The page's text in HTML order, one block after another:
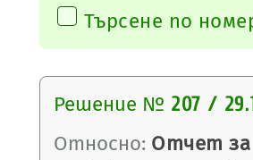
Търсене по
Решение № 207 /
Относно: Отчет за